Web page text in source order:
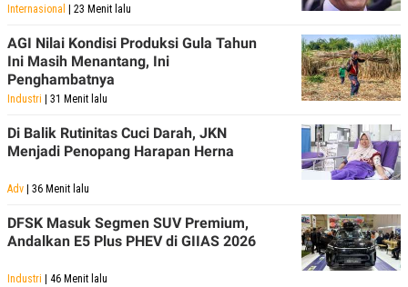
Internasional | 23 Menit lalu
AGI Nilai Kondisi Produksi Gula Tahun
Ini Masih Menantang, Ini
Penghambatnya
Industri | 31 Menit lalu
Di Balik Rutinitas Cuci Darah, JKN
Menjadi Penopang Harapan Herna
Adv | 36 Menit lalu
DFSK Masuk Segmen SUV Premium,
Andalkan E5 Plus PHEV di GIIAS 2026
Industri | 46 Menit lalu